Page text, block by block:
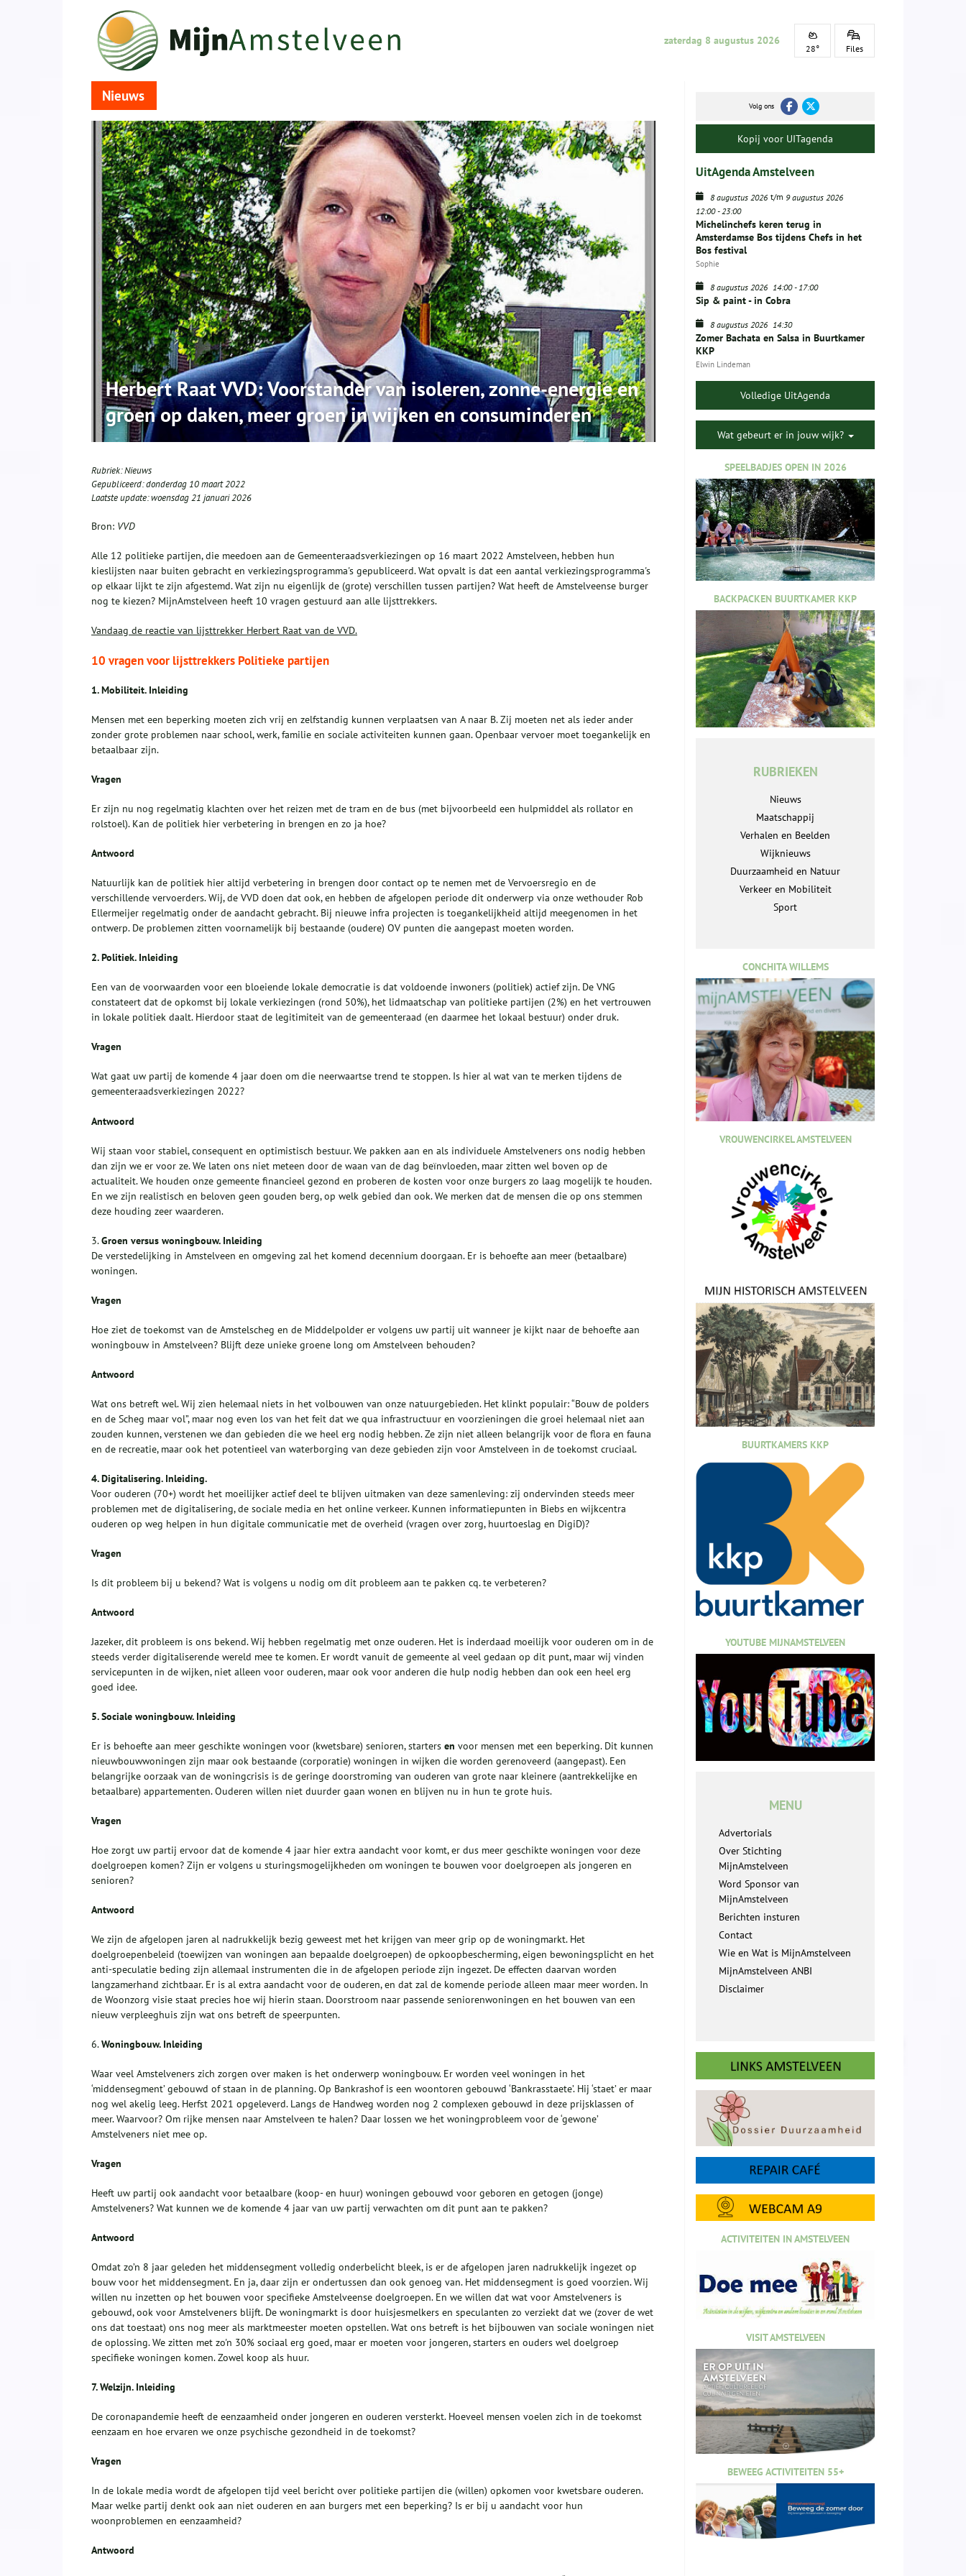
zaterdag 8 augustus 2026
28° Files
Nieuws
Herbert Raat VVD: Voorstander van isoleren, zonne-energie en
groen op daken, meer groen in wijken en consuminderen
Rubriek:Nieuws
Gepubliceerd:donderdag 10 maart 2022
Laatste update:woensdag 21 januari 2026
Bron: VVD
Alle 12 politieke partijen, die meedoen aan de Gemeenteraadsverkiezingen op 16 maart 2022 Amstelveen, hebben hun
kieslijsten naar buiten gebracht en verkiezingsprogramma's gepubliceerd. Wat opvalt is dat een aantal verkiezingsprogramma's
op elkaar lijkt te zijn afgestemd. Wat zijn nu eigenlijk de (grote) verschillen tussen partijen? Wat heeft de Amstelveense burger
nog te kiezen? MijnAmstelveen heeft 10 vragen gestuurd aan alle lijsttrekkers.
Vandaag de reactie van lijsttrekker Herbert Raat van de VVD.
10 vragen voor lijsttrekkers Politieke partijen
1.Mobiliteit. Inleiding
Mensen met een beperking moeten zich vrij en zelfstandig kunnen verplaatsen van A naar B. Zij moeten net als ieder ander
zonder grote problemen naar school, werk, familie en sociale activiteiten kunnen gaan. Openbaar vervoer moet toegankelijk en
betaalbaar zijn.
Vragen
Er zijn nu nog regelmatig klachten over het reizen met de tram en de bus (met bijvoorbeeld een hulpmiddel als rollator en
rolstoel). Kan de politiek hier verbetering in brengen en zo ja hoe?
Antwoord
Natuurlijk kan de politiek hier altijd verbetering in brengen door contact op te nemen met de Vervoersregio en de
verschillende vervoerders. Wij, de VVD doen dat ook, en hebben de afgelopen periode dit onderwerp via onze wethouder Rob
Ellermeijer regelmatig onder de aandacht gebracht. Bij nieuwe infra projecten is toegankelijkheid altijd meegenomen in het
ontwerp. De problemen zitten voornamelijk bij bestaande (oudere) OV punten die aangepast moeten worden.
2.Politiek. Inleiding
Een van de voorwaarden voor een bloeiende lokale democratie is dat voldoende inwoners (politiek) actief zijn. De VNG
constateert dat de opkomst bij lokale verkiezingen (rond 50%), het lidmaatschap van politieke partijen (2%) en het vertrouwen
in lokale politiek daalt. Hierdoor staat de legitimiteit van de gemeenteraad (en daarmee het lokaal bestuur) onder druk.
Vragen
Wat gaat uw partij de komende 4 jaar doen om die neerwaartse trend te stoppen. Is hier al wat van te merken tijdens de
gemeenteraadsverkiezingen 2022?
Antwoord
Wij staan voor stabiel, consequent en optimistisch bestuur. We pakken aan en als individuele Amstelveners ons nodig hebben
dan zijn we er voor ze. We laten ons niet meteen door de waan van de dag beïnvloeden, maar zitten wel boven op de
actualiteit. We houden onze gemeente financieel gezond en proberen de kosten voor onze burgers zo laag mogelijk te houden.
En we zijn realistisch en beloven geen gouden berg, op welk gebied dan ook. We merken dat de mensen die op ons stemmen
deze houding zeer waarderen.
3.Groen versus woningbouw. Inleiding
De verstedelijking in Amstelveen en omgeving zal het komend decennium doorgaan. Er is behoefte aan meer (betaalbare)
woningen.
Vragen
Hoe ziet de toekomst van de Amstelscheg en de Middelpolder er volgens uw partij uit wanneer je kijkt naar de behoefte aan
woningbouw in Amstelveen? Blijft deze unieke groene long om Amstelveen behouden?
Antwoord
Wat ons betreft wel. Wij zien helemaal niets in het volbouwen van onze natuurgebieden. Het klinkt populair: “Bouw de polders
en de Scheg maar vol”, maar nog even los van het feit dat we qua infrastructuur en voorzieningen die groei helemaal niet aan
zouden kunnen, verstenen we dan gebieden die we heel erg nodig hebben. Ze zijn niet alleen belangrijk voor de flora en fauna
en de recreatie, maar ook het potentieel van waterborging van deze gebieden zijn voor Amstelveen in de toekomst cruciaal.
4.Digitalisering. Inleiding.
Voor ouderen (70+) wordt het moeilijker actief deel te blijven uitmaken van deze samenleving: zij ondervinden steeds meer
problemen met de digitalisering, de sociale media en het online verkeer. Kunnen informatiepunten in Biebs en wijkcentra
ouderen op weg helpen in hun digitale communicatie met de overheid (vragen over zorg, huurtoeslag en DigiD)?
Vragen
Is dit probleem bij u bekend? Wat is volgens u nodig om dit probleem aan te pakken cq. te verbeteren?
Antwoord
Jazeker, dit probleem is ons bekend. Wij hebben regelmatig met onze ouderen. Het is inderdaad moeilijk voor ouderen om in de
steeds verder digitaliserende wereld mee te komen. Er wordt vanuit de gemeente al veel gedaan op dit punt, maar wij vinden
servicepunten in de wijken, niet alleen voor ouderen, maar ook voor anderen die hulp nodig hebben dan ook een heel erg
goed idee.
5.Sociale woningbouw. Inleiding
Er is behoefte aan meer geschikte woningen voor (kwetsbare) senioren, starters en voor mensen met een beperking. Dit kunnen
nieuwbouwwoningen zijn maar ook bestaande (corporatie) woningen in wijken die worden gerenoveerd (aangepast). Een
belangrijke oorzaak van de woningcrisis is de geringe doorstroming van ouderen van grote naar kleinere (aantrekkelijke en
betaalbare) appartementen. Ouderen willen niet duurder gaan wonen en blijven nu in hun te grote huis.
Vragen
Hoe zorgt uw partij ervoor dat de komende 4 jaar hier extra aandacht voor komt, er dus meer geschikte woningen voor deze
doelgroepen komen? Zijn er volgens u sturingsmogelijkheden om woningen te bouwen voor doelgroepen als jongeren en
senioren?
Antwoord
We zijn de afgelopen jaren al nadrukkelijk bezig geweest met het krijgen van meer grip op de woningmarkt. Het
doelgroepenbeleid (toewijzen van woningen aan bepaalde doelgroepen) de opkoopbescherming, eigen bewoningsplicht en het
anti-speculatie beding zijn allemaal instrumenten die in de afgelopen periode zijn ingezet. De effecten daarvan worden
langzamerhand zichtbaar. Er is al extra aandacht voor de ouderen, en dat zal de komende periode alleen maar meer worden. In
de Woonzorg visie staat precies hoe wij hierin staan. Doorstroom naar passende seniorenwoningen en het bouwen van een
nieuw verpleeghuis zijn wat ons betreft de speerpunten.
6.Woningbouw. Inleiding
Waar veel Amstelveners zich zorgen over maken is het onderwerp woningbouw. Er worden veel woningen in het
‘middensegment’ gebouwd of staan in de planning. Op Bankrashof is een woontoren gebouwd ‘Bankrasstaete’. Hij ‘staet’ er maar
nog wel akelig leeg. Herfst 2021 opgeleverd. Langs de Handweg worden nog 2 complexen gebouwd in deze prijsklassen of
meer. Waarvoor? Om rijke mensen naar Amstelveen te halen? Daar lossen we het woningprobleem voor de ‘gewone’
Amstelveners niet mee op.
Vragen
Heeft uw partij ook aandacht voor betaalbare (koop- en huur) woningen gebouwd voor geboren en getogen (jonge)
Amstelveners? Wat kunnen we de komende 4 jaar van uw partij verwachten om dit punt aan te pakken?
Antwoord
Omdat zo’n 8 jaar geleden het middensegment volledig onderbelicht bleek, is er de afgelopen jaren nadrukkelijk ingezet op
bouw voor het middensegment. En ja, daar zijn er ondertussen dan ook genoeg van. Het middensegment is goed voorzien. Wij
willen nu inzetten op het bouwen voor specifieke Amstelveense doelgroepen. En we willen dat wat voor Amstelveners is
gebouwd, ook voor Amstelveners blijft. De woningmarkt is door huisjesmelkers en speculanten zo verziekt dat we (zover de wet
ons dat toestaat) ons nog meer als marktmeester moeten opstellen. Wat ons betreft is het bijbouwen van sociale woningen niet
de oplossing. We zitten met zo'n 30% sociaal erg goed, maar er moeten voor jongeren, starters en ouders wel doelgroep
specifieke woningen komen. Zowel koop als huur.
7.Welzijn. Inleiding
De coronapandemie heeft de eenzaamheid onder jongeren en ouderen versterkt. Hoeveel mensen voelen zich in de toekomst
eenzaam en hoe ervaren we onze psychische gezondheid in de toekomst?
Vragen
In de lokale media wordt de afgelopen tijd veel bericht over politieke partijen die (willen) opkomen voor kwetsbare ouderen.
Maar welke partij denkt ook aan niet ouderen en aan burgers met een beperking? Is er bij u aandacht voor hun
woonproblemen en eenzaamheid?
Antwoord
Volg ons
Kopij voor UITagenda
UitAgenda Amstelveen
8 augustus 2026 t/m 9 augustus 2026
12:00-23:00
Michelinchefs keren terug in
Amsterdamse Bos tijdens Chefs in het
Bos festival
Sophie
8 augustus 2026 14:00-17:00
Sip & paint - in Cobra
8 augustus 2026 14:30
Zomer Bachata en Salsa in Buurtkamer
KKP
Elwin Lindeman
Volledige UitAgenda
Wat gebeurt er in jouw wijk?
SPEELBADJES OPEN IN 2026
BACKPACKEN BUURTKAMER KKP
RUBRIEKEN
Nieuws
Maatschappij
Verhalen en Beelden
Wijknieuws
Duurzaamheid en Natuur
Verkeer en Mobiliteit
Sport
CONCHITA WILLEMS
VROUWENCIRKEL AMSTELVEEN
BUURTKAMERS KKP
YOUTUBE MIJNAMSTELVEEN
MENU
Advertorials
Over Stichting
MijnAmstelveen
Word Sponsor van
MijnAmstelveen
Berichten insturen
Contact
Wie en Wat is MijnAmstelveen
MijnAmstelveen ANBI
Disclaimer
ACTIVITEITEN IN AMSTELVEEN
VISIT AMSTELVEEN
BEWEEG ACTIVITEITEN 55+